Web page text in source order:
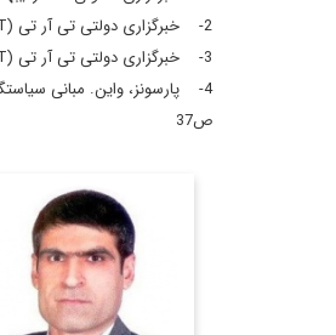
2- خبرگزاری دولتی تی آر تی (TRT). 19 تیر 1400 به آدرس: https://www.trt.net.tr/persian/1673238
3- خبرگزاری دولتی تی آر تی (TRT). 21 تیر 1400 به آدرس: https://www.trt.net.tr/persian/1674226
ص37
کارشناس ارشد مسائل
سیاسی و بین الملل و
دکترای سیاستگذاری
عمومی